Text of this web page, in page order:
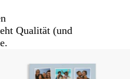
Qualität (und